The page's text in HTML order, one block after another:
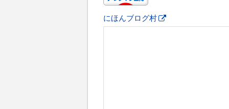
にほんブログ村